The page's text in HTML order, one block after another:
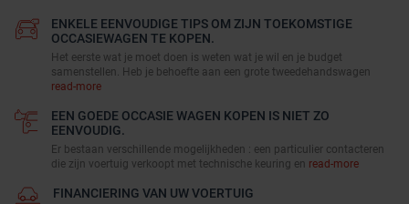
ENKELE EENVOUDIGE TIPS OM ZIJN TOEKOMSTIGE
OCCASIEWAGEN TE KOPEN.
Het eerste wat je moet doen is weten wat je wil en je budget
samenstellen. Heb je behoefte aan een grote tweedehandswagen
read-more
EEN GOEDE OCCASIE WAGEN KOPEN IS NIET ZO
EENVOUDIG.
Er bestaan verschillende mogelijkheden : een particulier contacteren
die zijn voertuig verkoopt met technische keuring en read-more
FINANCIERING VAN UW VOERTUIG